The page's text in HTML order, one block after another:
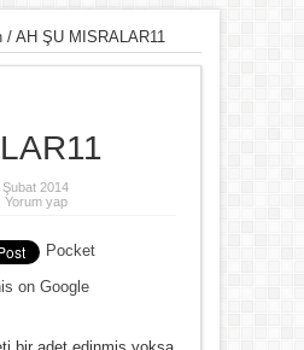
/ AH ŞU MISRALAR11
Şubat 2014
Yorum yap
Pocket